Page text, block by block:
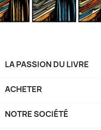
LA PASSION DU LIVRE
ACHETER
NOTRE SOCIÉTÉ